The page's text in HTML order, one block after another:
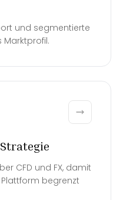
und segmentierte
CFD und FX, damit
begrenzt